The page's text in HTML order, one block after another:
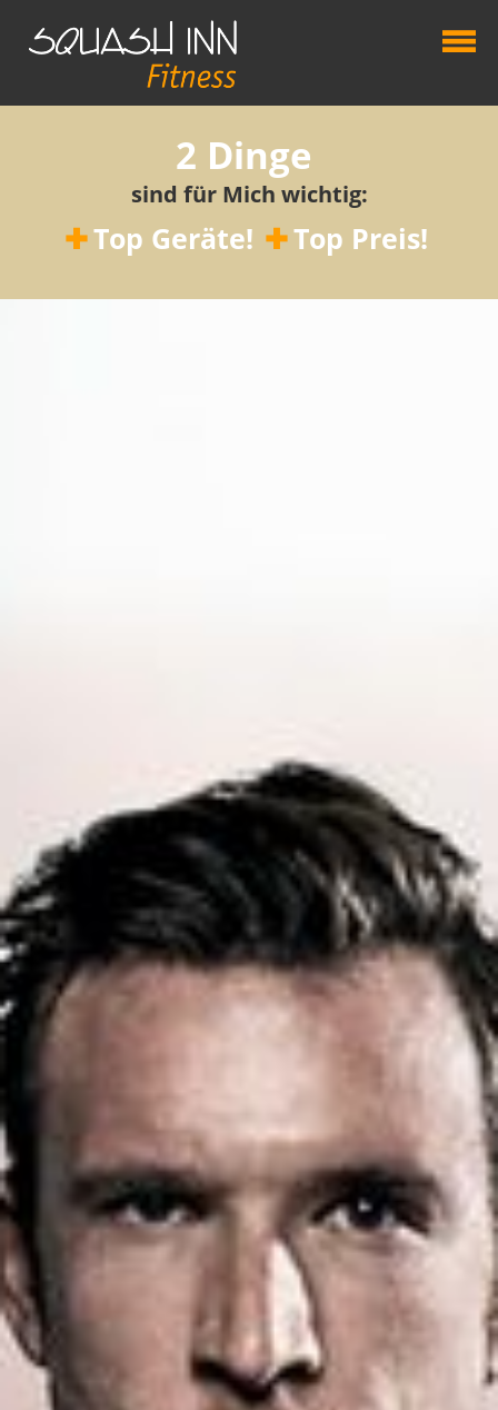
2 Dinge
sind für Mich wichtig:
Top Geräte! Top Preis!